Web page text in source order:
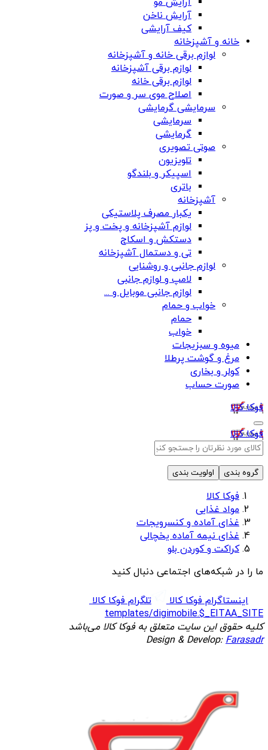
آرایش ناخن
کیف آرایشی
خانه و آشپزخانه
لوازم برقی خانه و آشپزخانه
لوازم برقی آشپزخانه
لوازم برقی خانه
اصلاح موی سر و صورت
سرمایشی گرمایشی
سرمایشی
گرمایشی
صوتی تصویری
تلویزیون
اسپیکر و بلندگو
باتری
آشپزخانه
یکبار مصرف پلاستیکی
لوازم آشپزخانه و پخت و پز
دستکش و اسکاج
تی و دستمال آشپزخانه
لوازم جانبی و روشنایی
لامپ و لوازم جانبی
لوازم جانبی موبایل و ...
خواب و حمام
حمام
خواب
میوه و سبزیجات
مرغ و گوشت پرطلا
کولر و بخاری
صورت حساب
فوکا کالا
فوکا کالا
گروه بندی اولویت بندی
فوکا کالا
مواد غذایی
غذای آماده و کنسرویجات
غذای نیمه آماده یخچالی
کراکت و کوردن بلو
ما را در شبکه‌های اجتماعی دنبال کنید
اینستاگرام فوکا کالا
تلگرام فوکا کالا
templates/digimobile.$_EITAA_SITE
کلیه حقوق این سایت متعلق به فوکا کالا می‌باشد
Design & Develop:Farasadr